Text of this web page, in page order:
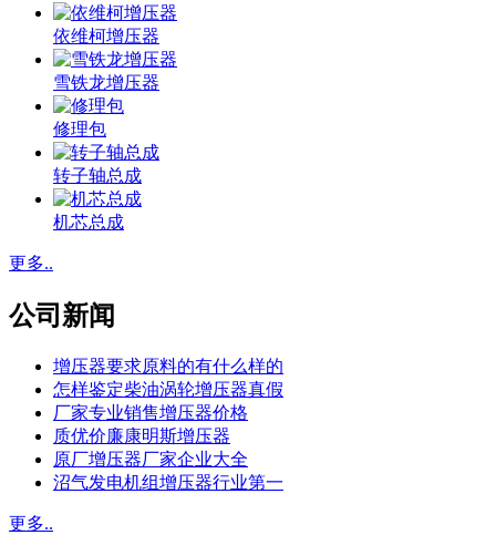
依维柯增压器
雪铁龙增压器
修理包
转子轴总成
机芯总成
更多..
公司新闻
增压器要求原料的有什么样的
怎样鉴定柴油涡轮增压器真假
厂家专业销售增压器价格
质优价廉康明斯增压器
原厂增压器厂家企业大全
沼气发电机组增压器行业第一
更多..